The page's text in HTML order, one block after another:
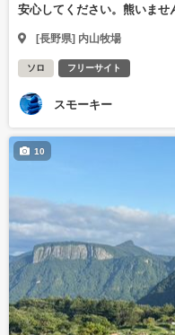
安心してください。熊いませ
[長野県] 内山牧場
ソロ フリーサイト
スモーキー
10